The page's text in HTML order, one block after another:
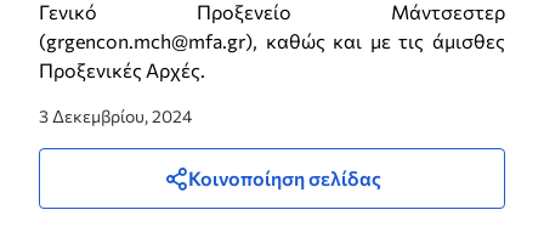
Γενικό Προξενείο Μάντσεστερ
(grgencon.mch@mfa.gr), καθώς και με τις άμισθες
Προξενικές Αρχές.
3 Δεκεμβρίου, 2024
Κοινοποίηση σελίδας